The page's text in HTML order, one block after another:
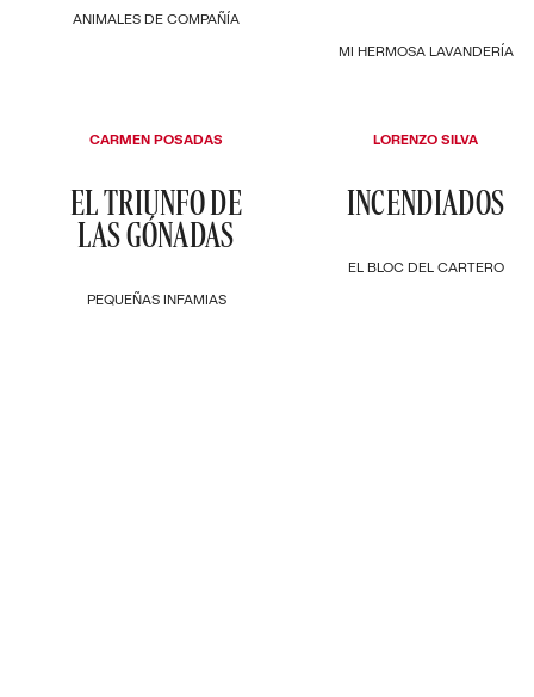
ANIMALES DE COMPAÑÍA
MI HERMOSA LAVANDERÍA
PEQUEÑAS INFAMIAS
EL TRIUNFO DE
LAS GÓNADAS
CARMEN POSADAS
EL BLOC DEL CARTERO
INCENDIADOS
LORENZO SILVA